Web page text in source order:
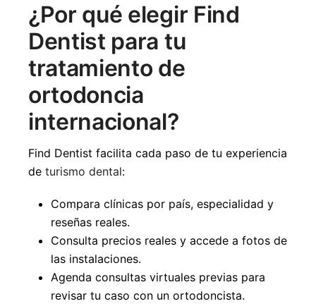
¿Por qué elegir Find
Dentist para tu
tratamiento de
ortodoncia
internacional?
Find Dentist facilita cada paso de tu experiencia
de turismo dental:
Compara clínicas por país, especialidad y
reseñas reales.
Consulta precios reales y accede a fotos de
las instalaciones.
Agenda consultas virtuales previas para
revisar tu caso con un ortodoncista.